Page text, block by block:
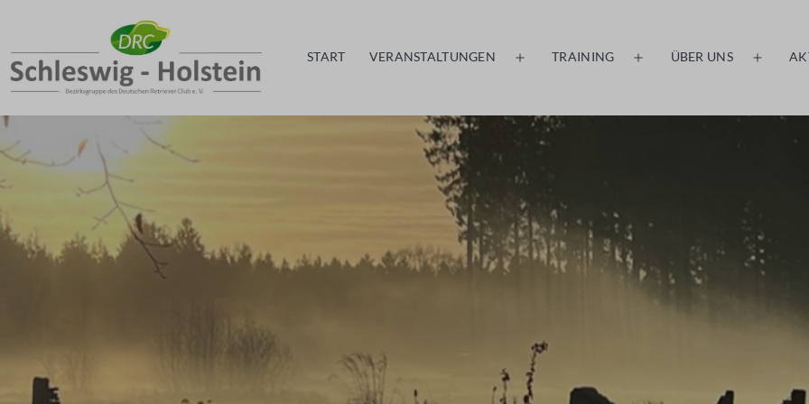
springen
DRC
Schleswig-
Holstein
START VERANSTALTUNGEN
Menü
TRAINING
Menü
ÜBER UNS
Menü